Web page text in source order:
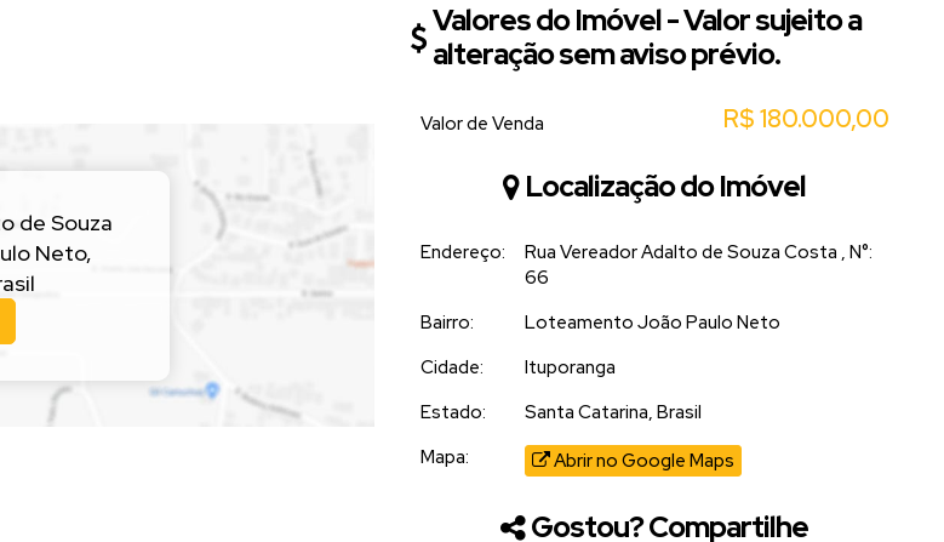
de Souza
Neto,
Valores do Imóvel - Valor sujeito a
alteração sem aviso prévio.
R$180.000,00
Valor de Venda
Localização do Imóvel
Endereço: Rua Vereador Adalto de Souza Costa , N°:
66
Bairro:
Loteamento João Paulo Neto
Cidade:
Ituporanga
Estado:
Santa Catarina, Brasil
Mapa:
Abrir no Google Maps
Gostou? Compartilhe